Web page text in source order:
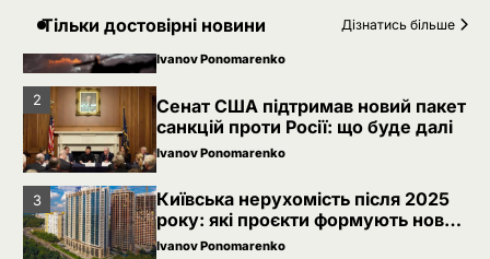
Тільки достовірні новини Дізнатись більше
Невідомі безпілотники помітили
над військовою базою Німеччини,
де ремонтують Patriot
Ivanov Ponomarenko
2
Сенат США підтримав новий пакет
санкцій проти Росії: що буде далі
Ivanov Ponomarenko
3
Київська нерухомість після 2025
року: які проєкти формують новий
вигляд столиці
Ivanov Ponomarenko